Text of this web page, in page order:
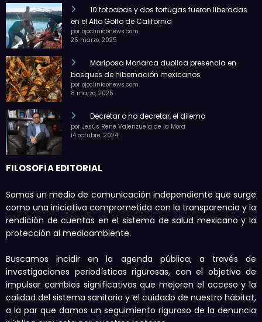
10 totoabas y dos tortugas fueron liberadas
en el Alto Golfo de California
por ojocliniconews.com
25 marzo, 2025
Mariposa Monarca duplica presencia en
bosques de hibernación mexicanos
por ojocliniconews.com
8 marzo, 2025
Decretar o no decretar, el dilema
por Jesús René Valenzuela de la Mora
14 octubre, 2024
FILOSOFÍA EDITORIAL
Somos un medio de comunicación independiente que surge
como una iniciativa comprometida con la transparencia y la
rendición de cuentas en el sistema de salud mexicano y la
protección al medioambiente.
Buscamos incidir en la agenda pública, a través de
investigaciones periodísticas rigurosas, con el objetivo de
impulsar cambios significativos que mejoren el acceso y la
calidad del sistema sanitario y el cuidado de nuestro hábitat,
a la par que damos un seguimiento riguroso de la denuncia